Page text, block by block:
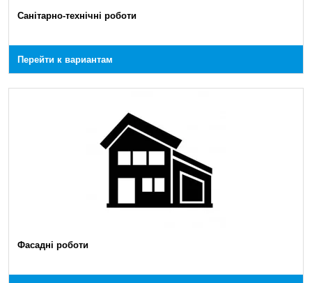
Санітарно-технічні роботи
Перейти к вариантам
Фасадні роботи